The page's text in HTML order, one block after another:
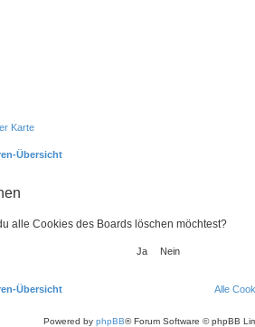
Karte
Übersicht
alle Cookies des Boards löschen möchtest?
Übersicht Alle
Powered by phpBB® Forum Software © phpBB